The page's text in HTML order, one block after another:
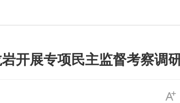
开展专项民主监督考察调